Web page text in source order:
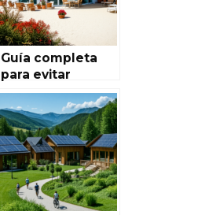
Guía completa
para evitar
fraudes y estafas
en la compra y
alquiler de
inmuebles en
España